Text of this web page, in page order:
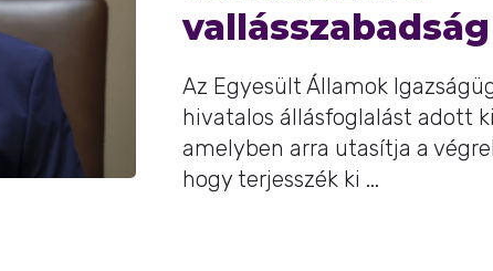
vallásszabadság
Az Egyesült Államok
hivatalos állásfoglalást adott
amelyben arra utasítja a
hogy terjesszék ki ...